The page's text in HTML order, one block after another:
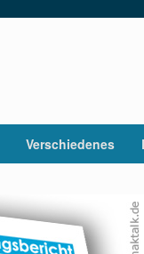
Verschiedenes